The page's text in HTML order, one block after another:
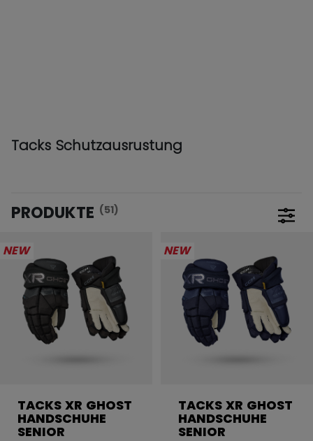
Tacks Schutzausrustung
PRODUKTE (51)
NEW
TACKS XR GHOST
HANDSCHUHE
SENIOR
NEW
TACKS XR GHOST
HANDSCHUHE
SENIOR